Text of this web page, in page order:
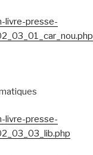
livre-presse-
livre-presse-